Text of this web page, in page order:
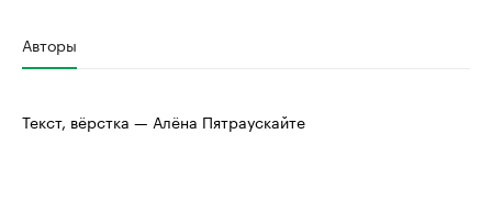
Авторы
Текст, вёрстка — Алёна Пятраускайте